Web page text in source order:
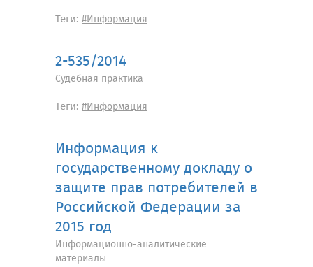
Теги: #Информация
2-535/2014
Судебная практика
Теги: #Информация
Информация к
государственному докладу о
защите прав потребителей в
Российской Федерации за
2015 год
Информационно-аналитические
материалы